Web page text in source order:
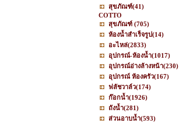
สุขภัณฑ์(41)
COTTO
สุขภัณฑ์ (705)
ห้องน้ำสำเร็จรูป(14)
อะไหล่(2833)
อุปกรณ์-ห้องน้ำ(1017)
อุปกรณ์อ่างล้างหน้า(230)
อุปกรณ์ ห้องครัว(167)
ฟลัชวาล์ว(174)
ก๊อกน้ำ(1926)
ถังน้ำ(281)
ส่วนอาบน้ำ(593)